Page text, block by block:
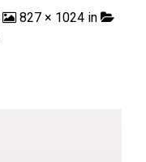
827 × 1024in